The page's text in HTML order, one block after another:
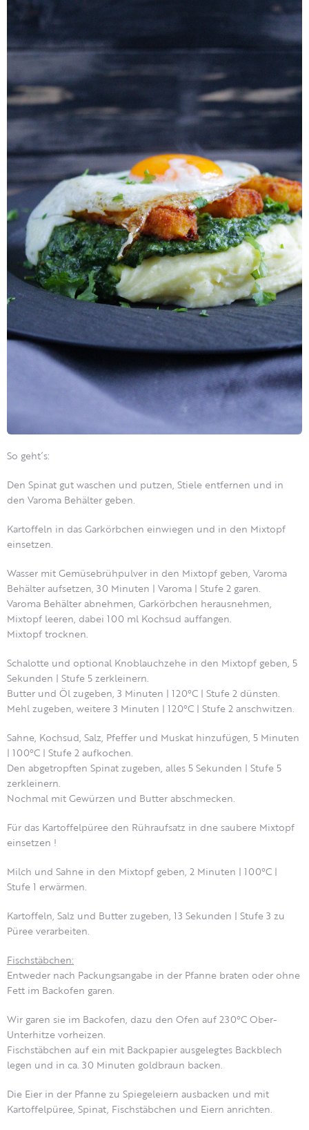
So geht´s:
Den Spinat gut waschen und putzen, Stiele entfernen und in
den Varoma Behälter geben.
Kartoffeln in das Garkörbchen einwiegen und in den Mixtopf
einsetzen.
Wasser mit Gemüsebrühpulver in den Mixtopf geben, Varoma
Behälter aufsetzen, 30 Minuten | Varoma | Stufe 2 garen.
Varoma Behälter abnehmen, Garkörbchen herausnehmen,
Mixtopf leeren, dabei 100 ml Kochsud auffangen.
Mixtopf trocknen.
Schalotte und optional Knoblauchzehe in den Mixtopf geben, 5
Sekunden | Stufe 5 zerkleinern.
Butter und Öl zugeben, 3 Minuten | 120°C | Stufe 2 dünsten.
Mehl zugeben, weitere 3 Minuten | 120°C | Stufe 2 anschwitzen.
Sahne, Kochsud, Salz, Pfeffer und Muskat hinzufügen, 5 Minuten
| 100°C | Stufe 2 aufkochen.
Den abgetropften Spinat zugeben, alles 5 Sekunden | Stufe 5
zerkleinern.
Nochmal mit Gewürzen und Butter abschmecken.
Für das Kartoffelpüree den Rühraufsatz in dne saubere Mixtopf
einsetzen !
Milch und Sahne in den Mixtopf geben, 2 Minuten | 100°C |
Stufe 1 erwärmen.
Kartoffeln, Salz und Butter zugeben, 13 Sekunden | Stufe 3 zu
Püree verarbeiten.
Fischstäbchen:
Entweder nach Packungsangabe in der Pfanne braten oder ohne
Fett im Backofen garen.
Wir garen sie im Backofen, dazu den Ofen auf 230°C Ober-
Unterhitze vorheizen.
Fischstäbchen auf ein mit Backpapier ausgelegtes Backblech
legen und in ca. 30 Minuten goldbraun backen.
Die Eier in der Pfanne zu Spiegeleiern ausbacken und mit
Kartoffelpüree, Spinat, Fischstäbchen und Eiern anrichten.